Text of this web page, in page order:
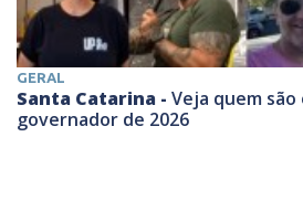
GERAL
Santa Catarina - Veja quem
governador de 2026